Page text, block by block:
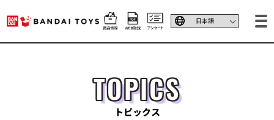
TOPICS
トピックス